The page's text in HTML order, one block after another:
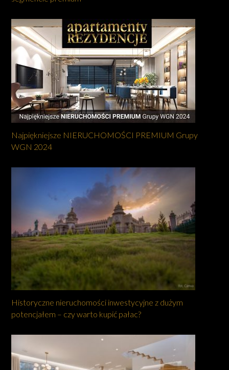
Najpiękniejsze NIERUCHOMOŚCI PREMIUM Grupy
WGN 2024
Historyczne nieruchomości inwestycyjne z dużym
potencjałem – czy warto kupić pałac?